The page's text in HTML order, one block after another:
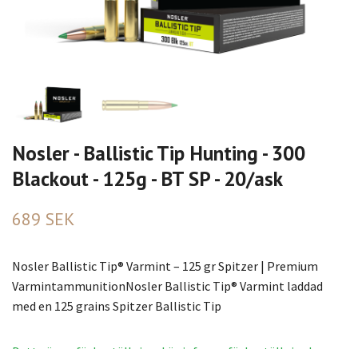
Nosler - Ballistic Tip Hunting - 300
Blackout - 125g - BT SP - 20/ask
689 SEK
Nosler Ballistic Tip® Varmint – 125 gr Spitzer | Premium
VarmintammunitionNosler Ballistic Tip® Varmint laddad
med en 125 grains Spitzer Ballistic Tip